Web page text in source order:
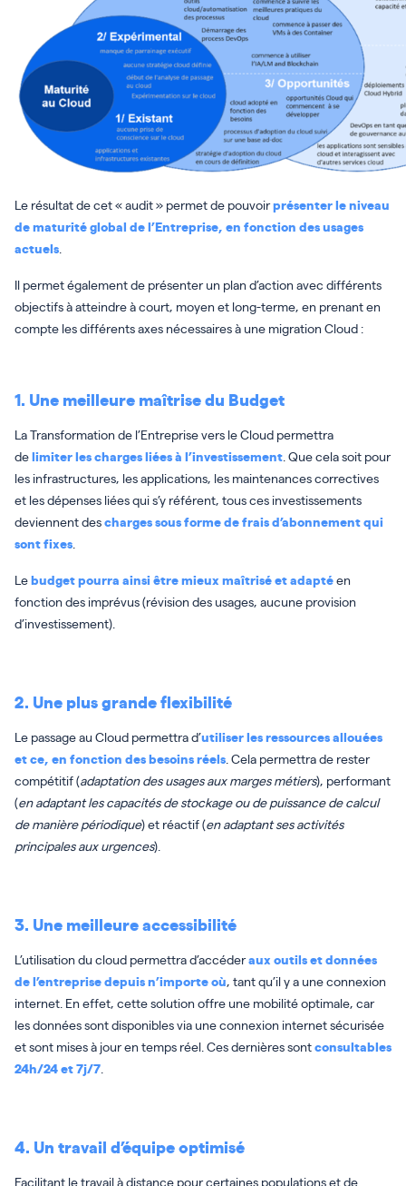
Le résultat de cet « audit » permet de pouvoirprésenter le niveau
de maturité global de l’Entreprise, en fonction des usages
actuels
Il permet également de présenter un plan d’action avec différents
objectifs à atteindre à court, moyen et long-terme, en prenant en
compte les différents axes nécessaires à une migration Cloud :
1. Une meilleure maîtrise du Budget
La Transformation de l’Entreprise vers le Cloud permettra
delimiter les charges liées à l’investissement . Que cela soit pour
les infrastructures, les applications, les maintenances correctives
et les dépenses liées qui s’y référent, tous ces investissements
deviennent descharges sous forme de frais d’abonnement qui
sont fixes
Lebudget pourra ainsi être mieux maîtrisé et adaptéen
fonction des imprévus (révision des usages, aucune provision
d’investissement).
2. Une plus grande flexibilité
Le passage au Cloud permettra d’utiliser les ressources allouées
et ce, en fonction des besoins réels . Cela permettra de rester
compétitif (adaptation des usages aux marges métiers), performant
(en adaptant les capacités de stockage ou de puissance de calcul
de manière périodique) et réactif (en adaptant ses activités
principales aux urgences).
3. Une meilleure accessibilité
L’utilisation du cloud permettra d’accéderaux outils et données
de l’entreprise depuis n’importe où, tant qu’il y a une connexion
internet. En effet, cette solution offre une mobilité optimale, car
les données sont disponibles via une connexion internet sécurisée
et sont mises à jour en temps réel. Ces dernières sontconsultables
24h/24 et 7j/7
4. Un travail d’équipe optimisé
Facilitant le travail à distance pour certaines populations et de